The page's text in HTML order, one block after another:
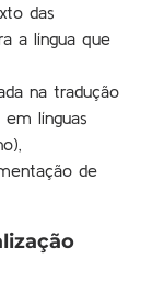
das
a língua que
na tradução
línguas
de